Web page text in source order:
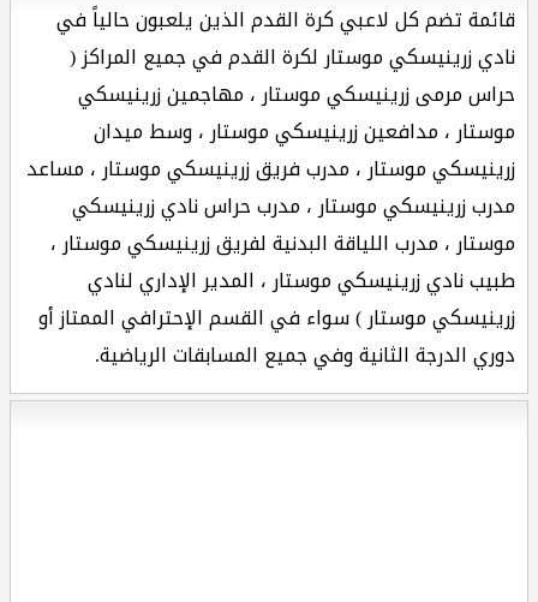
قائمة تضم كل لاعبي كرة القدم الذين يلعبون حالياً في
نادي زرينيسكي موستار لكرة القدم في جميع المراكز (
حراس مرمى زرينيسكي موستار ، مهاجمين زرينيسكي
موستار ، مدافعين زرينيسكي موستار ، وسط ميدان
زرينيسكي موستار ، مدرب فريق زرينيسكي موستار ، مساعد
مدرب زرينيسكي موستار ، مدرب حراس نادي زرينيسكي
موستار ، مدرب اللياقة البدنية لفريق زرينيسكي موستار ،
طبيب نادي زرينيسكي موستار ، المدير الإداري لنادي
زرينيسكي موستار ) سواء في القسم الإحترافي الممتاز أو
دوري الدرجة الثانية وفي جميع المسابقات الرياضية.